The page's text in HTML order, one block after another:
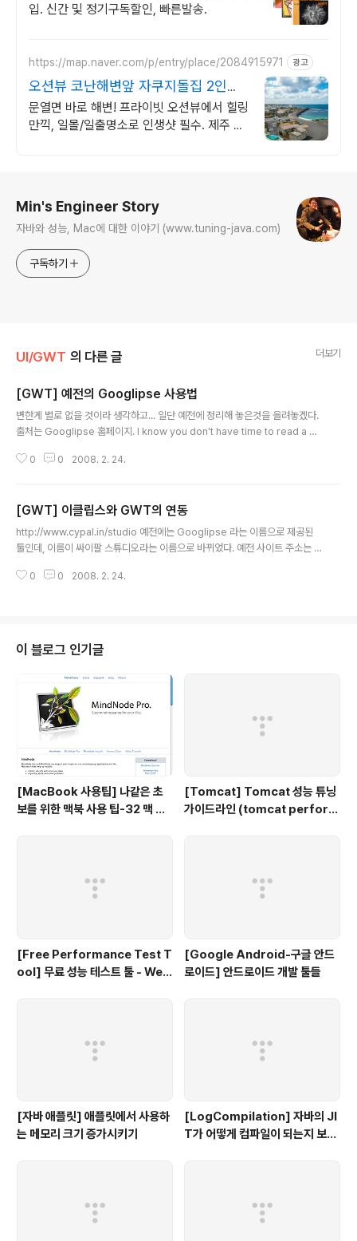
입. 신간 및 정기구독할인, 빠른발송.
https://map.naver.com/p/entry/place/2084915971 광고
오션뷰 코난해변앞 자쿠지돌집 2인
~10인 대가족/단체예약
문열면 바로 해변! 프라이빗 오션뷰에서 힐링
만끽, 일몰/일출명소로 인생샷 필수. 제주 감
Min's Engineer Story
자바와 성능, Mac에 대한 이야기 (www.tuning-java.com)
구독하기
UI/GWT 의 다른 글 더보기
[GWT] 예전의 Googlipse 사용법
변한게 별로 없을 것이라 생각하고... 일단 예전에 정리해 놓은것을 올려놓겠다.
출처는 Googlipse 홈페이지. I know you don't have time to read a m
e for Googlipse. 여러분들이 여러 페이지의 메뉴얼을 읽을 시간이 없다는걸
th WebTools Platform 1.5 running on a Java 1.5 VM. You need to s
eparately inst..
0 0 2008. 2. 24.
[GWT] 이클립스와 GWT의 연동
http://www.cypal.in/studio 예전에는 Googlipse 라는 이름으로 제공된
툴인데, 이름이 싸이팔 스튜디오라는 이름으로 바뀌었다. 예전 사이트 주소는 h
서 GWT를 개발할 수 있다.
0 0 2008. 2. 24.
이 블로그 인기글
[MacBook 사용팁] 나같은 초
보를 위한 맥북 사용 팁-32 맥 사
[Tomcat] Tomcat 성능 튜닝
가이드라인 (tomcat perform
[Free Performance Test T
ool] 무료 성능 테스트 툴 - Web
[Google Android-구글 안드
로이드] 안드로이드 개발 툴들
[자바 애플릿] 애플릿에서 사용하
는 메모리 크기 증가시키기
[LogCompilation] 자바의 JI
T가 어떻게 컴파일이 되는지 보고